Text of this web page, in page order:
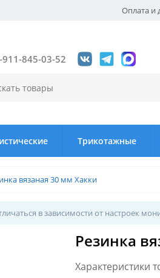
Оплата и
911-845-03-52
Трикотажные
вязаная 30 мм Хакки
в зависимости от настроек
Резинка
Характеристики